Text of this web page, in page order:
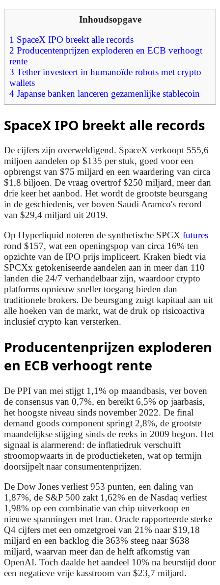
Inhoudsopgave
1 SpaceX IPO breekt alle records
2 Producentenprijzen exploderen en ECB verhoogt
rente
3 Tether investeert in humanoïde robots met crypto
wallets
4 Japanse banken lanceren gezamenlijke stablecoin
SpaceX IPO breekt alle records
De cijfers zijn overweldigend. SpaceX verkoopt 555,6
miljoen aandelen op $135 per stuk, goed voor een
opbrengst van $75 miljard en een waardering van circa
$1,8 biljoen. De vraag overtrof $250 miljard, meer dan
drie keer het aanbod. Het wordt de grootste beursgang
in de geschiedenis, ver boven Saudi Aramco's record
van $29,4 miljard uit 2019.
Op Hyperliquid noteren de synthetische SPCX futures
rond $157, wat een openingspop van circa 16% ten
opzichte van de IPO prijs impliceert. Kraken biedt via
SPCXx getokeniseerde aandelen aan in meer dan 110
landen die 24/7 verhandelbaar zijn, waardoor crypto
platforms opnieuw sneller toegang bieden dan
traditionele brokers. De beursgang zuigt kapitaal aan uit
alle hoeken van de markt, wat de druk op risicoactiva
inclusief crypto kan versterken.
Producentenprijzen exploderen
en ECB verhoogt rente
De PPI van mei stijgt 1,1% op maandbasis, ver boven
de consensus van 0,7%, en bereikt 6,5% op jaarbasis,
het hoogste niveau sinds november 2022. De final
demand goods component springt 2,8%, de grootste
maandelijkse stijging sinds de reeks in 2009 begon. Het
signaal is alarmerend: de inflatiedruk verschuift
stroomopwaarts in de productieketen, wat op termijn
doorsijpelt naar consumentenprijzen.
De Dow Jones verliest 953 punten, een daling van
1,87%, de S&P 500 zakt 1,62% en de Nasdaq verliest
1,98% op een combinatie van chip uitverkoop en
nieuwe spanningen met Iran. Oracle rapporteerde sterke
Q4 cijfers met een omzetgroei van 21% naar $19,18
miljard en een backlog die 363% steeg naar $638
miljard, waarvan meer dan de helft afkomstig van
OpenAI. Toch daalde het aandeel 10% na beurstijd door
een negatieve vrije kasstroom van $23,7 miljard.